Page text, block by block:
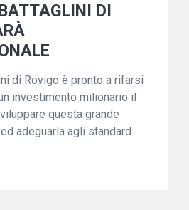
DI
di Rovigo è pronto a rifarsi
investimento milionario il
questa grande
adeguarla agli standard